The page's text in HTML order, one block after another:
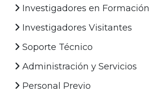
Investigadores en Formación
Investigadores Visitantes
Soporte Técnico
Administración y Servicios
Personal Previo